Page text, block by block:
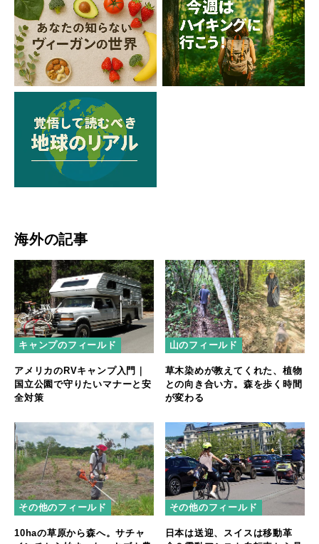
海外の記事
キャンプのフィールド
アメリカのRVキャンプ入門｜
国立公園で守りたいマナーと安
全対策
山のフィールド
草木染めが教えてくれた、植物
との向き合い方。森を歩く時間
が変わる
その他のフィールド
10haの草原から森へ。サチャ
その他のフィールド
日本は送迎、スイスは移動革